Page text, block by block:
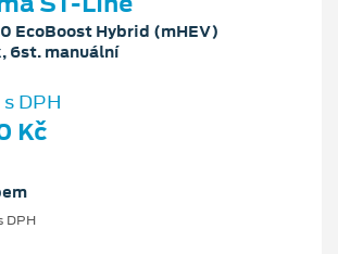
EcoBoost Hybrid (mHEV)
6st. manuální
DPH
Kč
DPH